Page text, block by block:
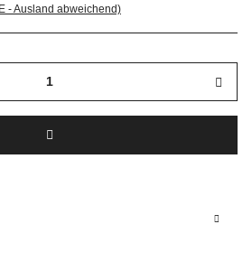
- Ausland abweichend)